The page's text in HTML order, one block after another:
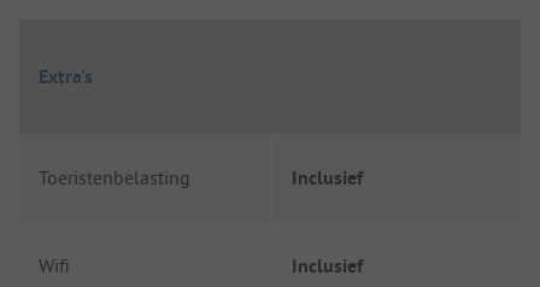
Extra's
Toeristenbelasting Inclusief
Wifi Inclusief